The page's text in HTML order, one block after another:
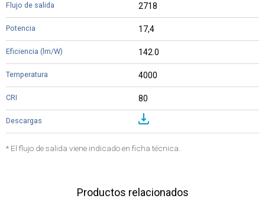
2718
17,4
142.0
4000
80
* El flujo de salida viene indicado en ficha técnica.
Productos relacionados